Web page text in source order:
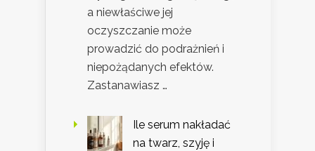
a niewłaściwe jej
oczyszczanie może
prowadzić do podrażnień i
niepożądanych efektów.
Zastanawiasz …
Ile serum nakładać
na twarz, szyję i